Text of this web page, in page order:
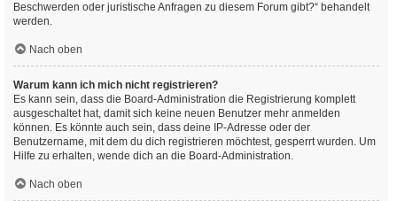
Beschwerden oder juristische Anfragen zu diesem Forum gibt?“ behandelt
werden.
Nach oben
Warum kann ich mich nicht registrieren?
Es kann sein, dass die Board-Administration die Registrierung komplett
ausgeschaltet hat, damit sich keine neuen Benutzer mehr anmelden
können. Es könnte auch sein, dass deine IP-Adresse oder der
Benutzername, mit dem du dich registrieren möchtest, gesperrt wurden. Um
Hilfe zu erhalten, wende dich an die Board-Administration.
Nach oben